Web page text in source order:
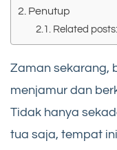
Penutup
Related posts:
Zaman sekarang,
menjamur dan
Tidak hanya
tua saja, tempat